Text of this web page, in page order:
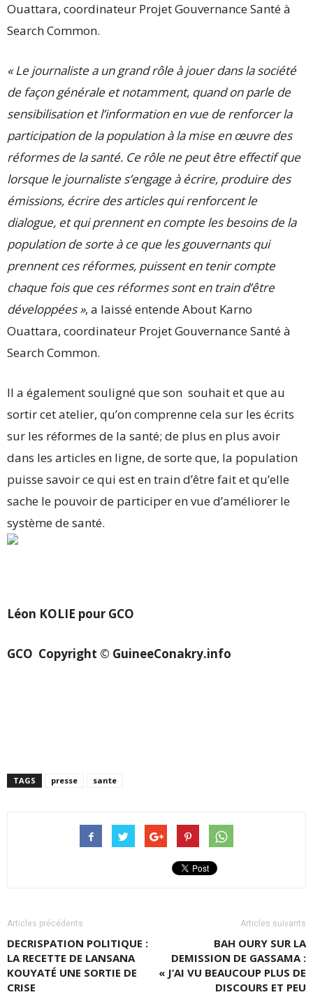
Ouattara, coordinateur Projet Gouvernance Santé à
Search Common.
« Le journaliste a un grand rôle à jouer dans la société
de façon générale et notamment, quand on parle de
sensibilisation et l’information en vue de renforcer la
participation de la population à la mise en œuvre des
réformes de la santé. Ce rôle ne peut être effectif que
lorsque le journaliste s’engage à écrire, produire des
émissions, écrire des articles qui renforcent le
dialogue, et qui prennent en compte les besoins de la
population de sorte à ce que les gouvernants qui
prennent ces réformes, puissent en tenir compte
chaque fois que ces réformes sont en train d’être
développées », a laissé entende About Karno
Ouattara, coordinateur Projet Gouvernance Santé à
Search Common.
Il a également souligné que son souhait et que au
sortir cet atelier, qu’on comprenne cela sur les écrits
sur les réformes de la santé; de plus en plus avoir
dans les articles en ligne, de sorte que, la population
puisse savoir ce qui est en train d’être fait et qu’elle
sache le pouvoir de participer en vue d’améliorer le
système de santé.
Léon KOLIE pour GCO
GCO Copyright © GuineeConakry.info
TAGS presse sante
Articles précédents
DECRISPATION POLITIQUE :
LA RECETTE DE LANSANA
KOUYATÉ UNE SORTIE DE
CRISE
Articles suivants
BAH OURY SUR LA
DEMISSION DE GASSAMA :
« J’AI VU BEAUCOUP PLUS DE
DISCOURS ET PEU